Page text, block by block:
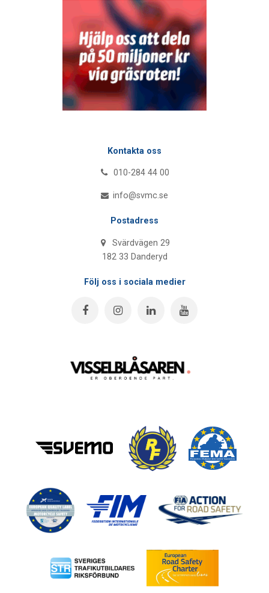
Kontakta oss
010-284 44 00
info@svmc.se
Postadress
Svärdvägen 29
182 33 Danderyd
Följ oss i sociala medier